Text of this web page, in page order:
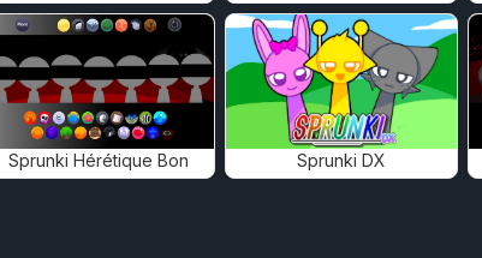
Sprunki Hérétique Bon Sprunki DX